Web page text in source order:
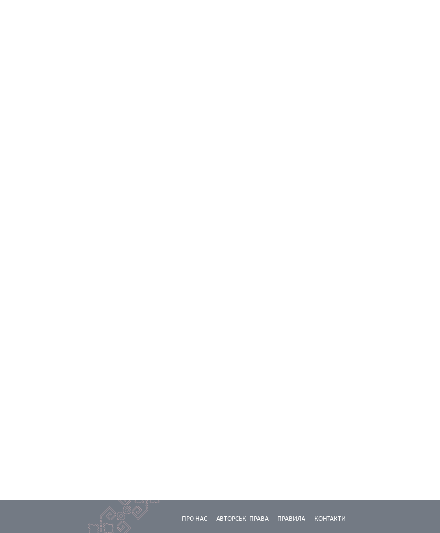
КОНТАКТИ
ПРАВИЛА
АВТОРСЬКІ ПРАВА
ПРО НАС